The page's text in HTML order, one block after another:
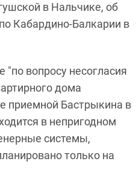
в Нальчике, об
Кабардино-Балкарии в
вопросу несогласия
дома
приемной Бастрыкина в
в непригодном
системы,
только на